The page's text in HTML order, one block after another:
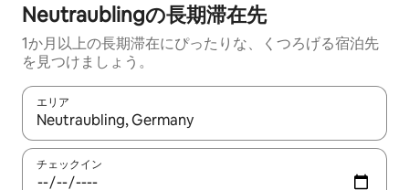
Neutraublingの長期滞在先
1か月以上の長期滞在にぴったりな、くつろげる宿泊先
を見つけましょう。
エリア
検索結果が表示されたら、上下の矢印キーを使って移動するか
チェックイン